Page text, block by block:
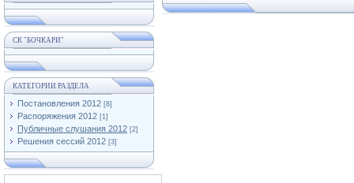
СК "БОЧКАРИ"
КАТЕГОРИИ РАЗДЕЛА
Постановления 2012 [8]
Распоряжения 2012 [1]
Публичные слушания 2012 [2]
Решения сессий 2012 [3]